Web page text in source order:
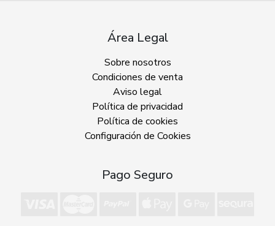
Área Legal
Sobre nosotros
Condiciones de venta
Aviso legal
Política de privacidad
Política de cookies
Configuración de Cookies
Pago Seguro